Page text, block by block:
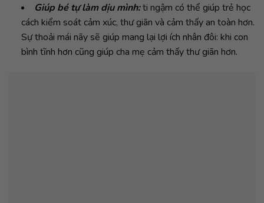
Giúp bé tự làm dịu mình:ti ngậm có thể giúp trẻ học
cách kiểm soát cảm xúc, thư giãn và cảm thấy an toàn hơn.
Sự thoải mái nãy sẽ giúp mang lại lợi ích nhân đôi: khi con
bình tĩnh hơn cũng giúp cha mẹ cảm thấy thư giãn hơn.